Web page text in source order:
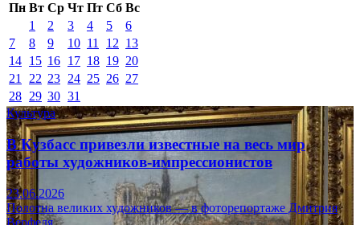
Пн Вт Ср Чт Пт Сб Вс
1
2 3 4 5
6
7
8 9 10 11 12 13
14 15 16 17 18 19 20
21
22 23 24 25 26 27
28 29 30 31
Культура
В Кузбасс привезли известные на весь мир
работы художников-импрессионистов
23.06.2026
Полотна великих художников — в фоторепортаже Дмитрия
Верфеля.